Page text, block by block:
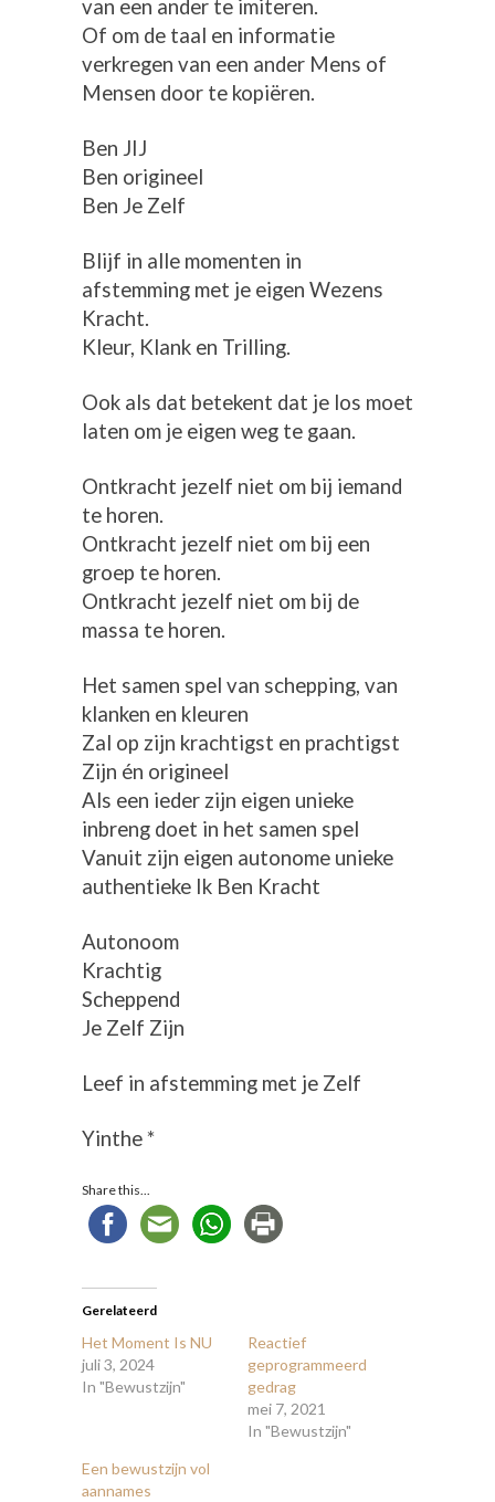
van een ander te imiteren.
Of om de taal en informatie
verkregen van een ander Mens of
Mensen door te kopiëren.
Ben JIJ
Ben origineel
Ben Je Zelf
Blijf in alle momenten in
afstemming met je eigen Wezens
Kracht.
Kleur, Klank en Trilling.
Ook als dat betekent dat je los moet
laten om je eigen weg te gaan.
Ontkracht jezelf niet om bij iemand
te horen.
Ontkracht jezelf niet om bij een
groep te horen.
Ontkracht jezelf niet om bij de
massa te horen.
Het samen spel van schepping, van
klanken en kleuren
Zal op zijn krachtigst en prachtigst
Zijn én origineel
Als een ieder zijn eigen unieke
inbreng doet in het samen spel
Vanuit zijn eigen autonome unieke
authentieke Ik Ben Kracht
Autonoom
Krachtig
Scheppend
Je Zelf Zijn
Leef in afstemming met je Zelf
Yinthe *
Share this...
Gerelateerd
Het Moment Is NU
juli 3, 2024
In "Bewustzijn"
Reactief
geprogrammeerd
gedrag
mei 7, 2021
In "Bewustzijn"
Een bewustzijn vol
aannames